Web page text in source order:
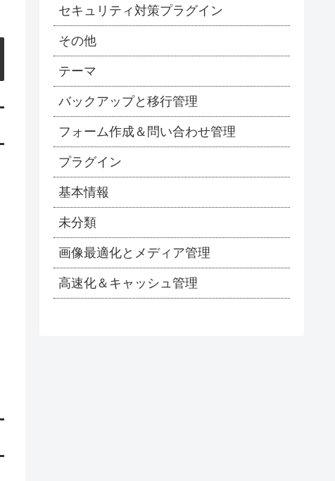
セキュリティ対策プラグイン
その他
テーマ
バックアップと移行管理
フォーム作成＆問い合わせ管理
プラグイン
基本情報
未分類
画像最適化とメディア管理
高速化＆キャッシュ管理